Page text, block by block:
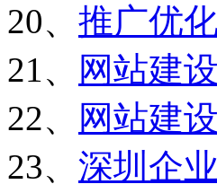
20、 推广优
21、
网站建
22、
网站建
23、 深圳企